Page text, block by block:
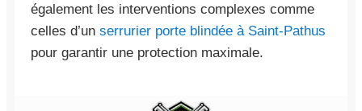
également les interventions complexes comme
celles d’un serrurier porte blindée à Saint-Pathus
pour garantir une protection maximale.